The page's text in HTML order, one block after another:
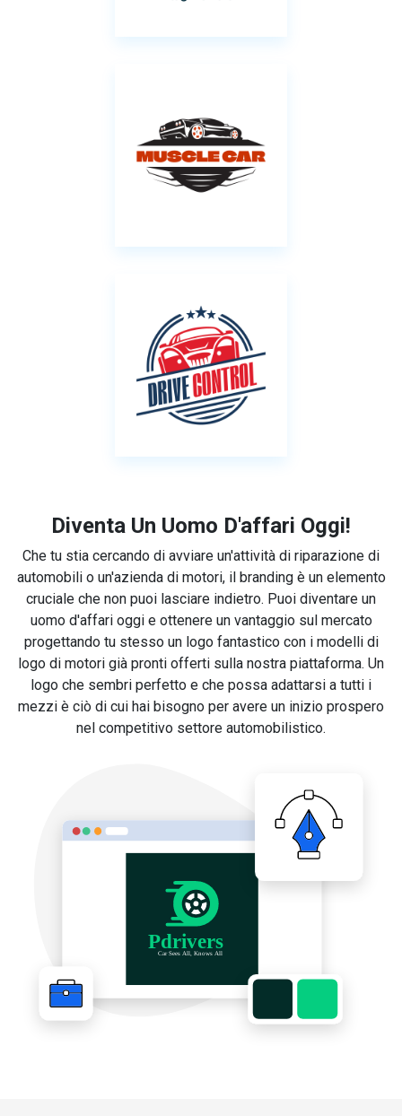
Diventa Un Uomo D'affari Oggi!
Che tu stia cercando di avviare un'attività di riparazione di
automobili o un'azienda di motori, il branding è un elemento
cruciale che non puoi lasciare indietro. Puoi diventare un
uomo d'affari oggi e ottenere un vantaggio sul mercato
progettando tu stesso un logo fantastico con i modelli di
logo di motori già pronti offerti sulla nostra piattaforma. Un
logo che sembri perfetto e che possa adattarsi a tutti i
mezzi è ciò di cui hai bisogno per avere un inizio prospero
nel competitivo settore automobilistico.